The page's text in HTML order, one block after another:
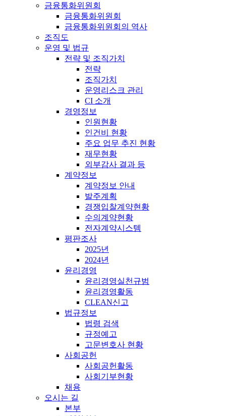
금융통화위원회
금융통화위원회
금융통화위원회의 역사
조직도
운영 및 법규
전략 및 조직가치
전략
조직가치
운영리스크 관리
CI 소개
경영정보
인원현황
인건비 현황
주요 업무 추진 현황
재무현황
외부감사 결과 등
계약정보
계약정보 안내
발주계획
경쟁입찰계약현황
수의계약현황
전자계약시스템
평판조사
2025년
2024년
윤리경영
윤리경영실천규범
윤리경영활동
CLEAN신고
법규정보
법령 검색
규정예고
고문변호사 현황
사회공헌
사회공헌활동
사회기부현황
채용
오시는 길
본부